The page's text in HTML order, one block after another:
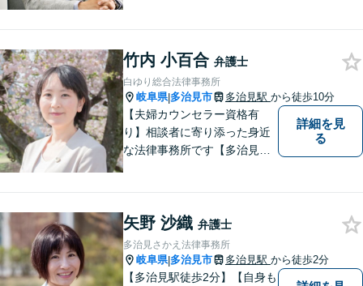
まで。相談料は、平日営業時
間内は60分11,000円。じっく
り話をうかがいます。
竹内 小百合 弁護士
白ゆり総合法律事務所
岐阜県|多治見市 多治見駅 から徒歩10分
【夫婦カウンセラー資格有
り】相談者に寄り添った身近
な法律事務所です【多治見駅
市など東濃地方を中心エリア
として活動している法律事務
所です。
詳細を見
る
矢野 沙織 弁護士
多治見さかえ法律事務所
岐阜県|多治見市 多治見駅 から徒歩2分
【多治見駅徒歩2分】【自身も